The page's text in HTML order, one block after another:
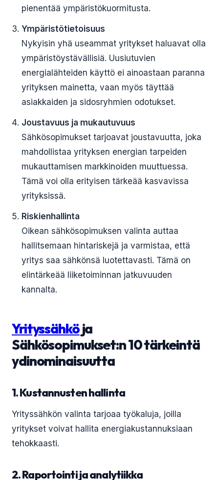
pienentää ympäristökuormitusta.
Ympäristötietoisuus
Nykyisin yhä useammat yritykset haluavat olla
ympäristöystävällisiä. Uusiutuvien
energialähteiden käyttö ei ainoastaan paranna
yrityksen mainetta, vaan myös täyttää
asiakkaiden ja sidosryhmien odotukset.
Joustavuus ja mukautuvuus
Sähkösopimukset tarjoavat joustavuutta, joka
mahdollistaa yrityksen energian tarpeiden
mukauttamisen markkinoiden muuttuessa.
Tämä voi olla erityisen tärkeää kasvavissa
yrityksissä.
Riskienhallinta
Oikean sähkösopimuksen valinta auttaa
hallitsemaan hintariskejä ja varmistaa, että
yritys saa sähkönsä luotettavasti. Tämä on
elintärkeää liiketoiminnan jatkuvuuden
kannalta.
Yrityssähköja
Sähkösopimukset:n 10 tärkeintä
ydinominaisuutta
1. Kustannusten hallinta
Yrityssähkön valinta tarjoaa työkaluja, joilla
yritykset voivat hallita energiakustannuksiaan
tehokkaasti.
2. Raportointi ja analytiikka